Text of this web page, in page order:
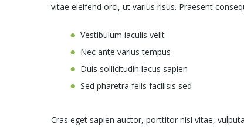
vitae eleifend orci, ut varius risus. Praesent
Vestibulum iaculis velit
Nec ante varius tempus
Duis sollicitudin lacus sapien
Sed pharetra felis facilisis sed
Cras eget sapien auctor, porttitor nisi vitae,